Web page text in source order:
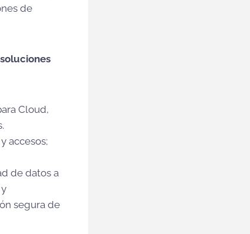
de
Cloud,
accesos;
de datos a
segura de